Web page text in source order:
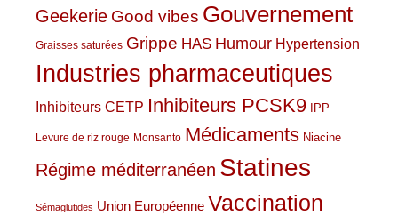
Geekerie Good vibes Gouvernement
Graisses saturées Grippe HAS Humour Hypertension
Industries pharmaceutiques
Inhibiteurs CETP Inhibiteurs PCSK9 IPP
Levure de riz rouge Monsanto Médicaments Niacine
Régime méditerranéen Statines
Sémaglutides Union Européenne Vaccination